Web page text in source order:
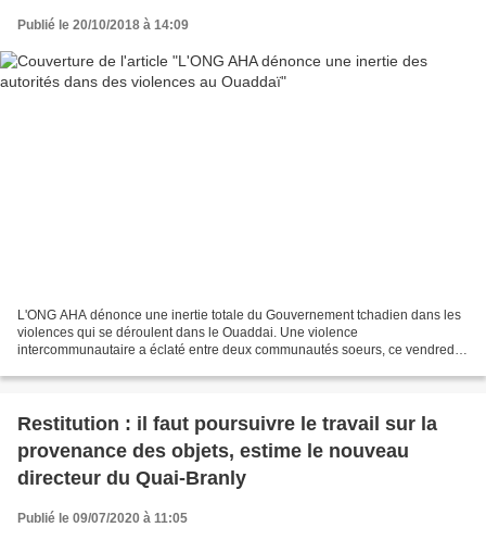
Publié le 20/10/2018 à 14:09
L'ONG AHA dénonce une inertie totale du Gouvernement tchadien dans les
violences qui se déroulent dans le Ouaddai. Une violence
intercommunautaire a éclaté entre deux communautés soeurs, ce vendredi
Restitution : il faut poursuivre le travail sur la
provenance des objets, estime le nouveau
directeur du Quai-Branly
Publié le 09/07/2020 à 11:05